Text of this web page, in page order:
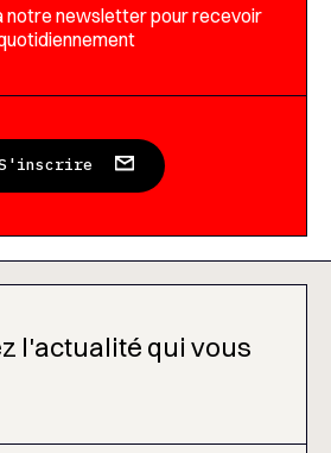
notre newsletter pour recevoir
l'actualité qui vous